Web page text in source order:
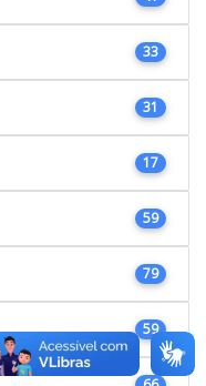
33
31
17
59
79
59